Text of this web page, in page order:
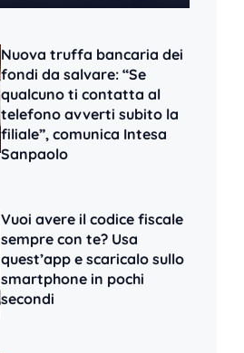
Nuova truffa bancaria dei
fondi da salvare: “Se
qualcuno ti contatta al
telefono avverti subito la
filiale”, comunica Intesa
Sanpaolo
Vuoi avere il codice fiscale
sempre con te? Usa
quest’app e scaricalo sullo
smartphone in pochi
secondi